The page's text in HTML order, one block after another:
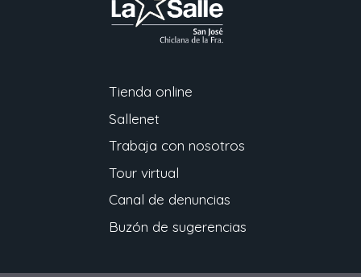
Tienda online
Sallenet
Trabaja con nosotros
Tour virtual
Canal de denuncias
Buzón de sugerencias